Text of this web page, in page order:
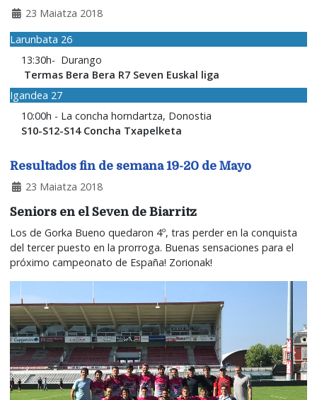
23 Maiatza 2018
Larunbata 26
13:30h- Durango
Termas Bera Bera R7 Seven Euskal liga
Igandea 27
10:00h - La concha horndartza, Donostia
S10-S12-S14 Concha Txapelketa
Resultados fin de semana 19-20 de Mayo
23 Maiatza 2018
Seniors en el Seven de Biarritz
Los de Gorka Bueno quedaron 4º, tras perder en la conquista
del tercer puesto en la prorroga. Buenas sensaciones para el
próximo campeonato de España! Zorionak!